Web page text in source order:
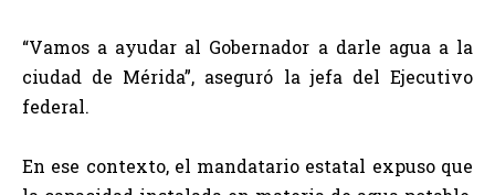
“Vamos a ayudar al Gobernador a darle agua a la
ciudad de Mérida”, aseguró la jefa del Ejecutivo
federal.
En ese contexto, el mandatario estatal expuso que